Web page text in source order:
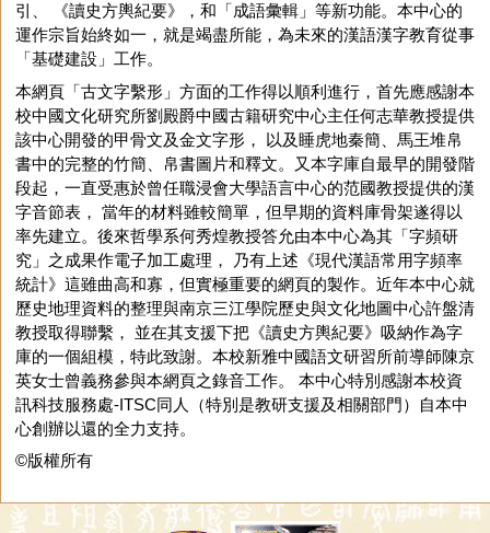
引、 《讀史方輿紀要》，和「成語彙輯」等新功能。本中心的
運作宗旨始終如一，就是竭盡所能，為未來的漢語漢字教育從事
「基礎建設」工作。
本網頁「古文字繫形」方面的工作得以順利進行，首先應感謝本
校中國文化研究所劉殿爵中國古籍研究中心主任何志華教授提供
該中心開發的甲骨文及金文字形， 以及睡虎地秦簡、馬王堆帛
書中的完整的竹簡、帛書圖片和釋文。又本字庫自最早的開發階
段起，一直受惠於曾任職浸會大學語言中心的范國教授提供的漢
字音節表， 當年的材料雖較簡單，但早期的資料庫骨架遂得以
率先建立。後來哲學系何秀煌教授答允由本中心為其「字頻研
究」之成果作電子加工處理， 乃有上述《現代漢語常用字頻率
統計》這雖曲高和寡，但實極重要的網頁的製作。近年本中心就
歷史地理資料的整理與南京三江學院歷史與文化地圖中心許盤清
教授取得聯繫， 並在其支援下把《讀史方輿紀要》吸納作為字
庫的一個組模，特此致謝。本校新雅中國語文研習所前導師陳京
英女士曾義務參與本網頁之錄音工作。 本中心特別感謝本校資
訊科技服務處-ITSC同人（特別是教研支援及相關部門）自本中
心創辦以還的全力支持。
©版權所有